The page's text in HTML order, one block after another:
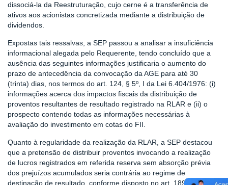
dissociá-la da Reestruturação, cujo cerne é a transferência de
ativos aos acionistas concretizada mediante a distribuição de
dividendos.
Expostas tais ressalvas, a SEP passou a analisar a insuficiência
informacional alegada pelo Requerente, tendo concluído que a
ausência das seguintes informações justificaria o aumento do
prazo de antecedência da convocação da AGE para até 30
(trinta) dias, nos termos do art. 124, § 5º, I da Lei 6.404/1976: (i)
informações acerca dos impactos fiscais da distribuição de
proventos resultantes de resultado registrado na RLAR e (ii) o
prospecto contendo todas as informações necessárias à
avaliação do investimento em cotas do FII.
Quanto à regularidade da realização da RLAR, a SEP destacou
que a pretensão de distribuir proventos invocando a realização
de lucros registrados em referida reserva sem absorção prévia
dos prejuízos acumulados seria contrária ao regime de
destinação de resultado, conforme disposto no art. 189,